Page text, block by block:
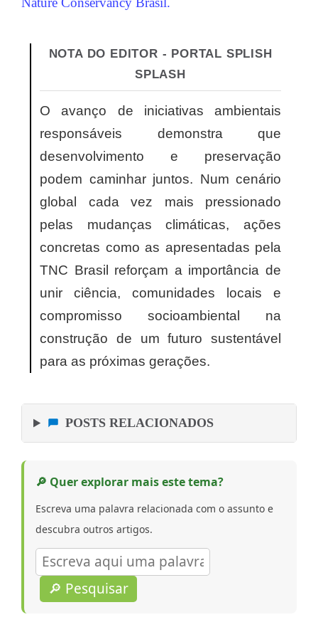
NOTA DO EDITOR - PORTAL SPLISH
SPLASH
O avanço de iniciativas ambientais
responsáveis demonstra que
desenvolvimento e preservação
podem caminhar juntos. Num cenário
global cada vez mais pressionado
pelas mudanças climáticas, ações
concretas como as apresentadas pela
TNC Brasil reforçam a importância de
unir ciência, comunidades locais e
compromisso socioambiental na
construção de um futuro sustentável
para as próximas gerações.
POSTS RELACIONADOS
🔎 Quer explorar mais este tema?
Escreva uma palavra relacionada com o assunto e
descubra outros artigos.
🔎 Pesquisar